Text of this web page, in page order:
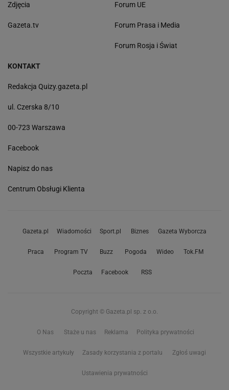
Zdjęcia
Gazeta.tv
Forum UE
Forum Prasa i Media
Forum Rosja i Świat
KONTAKT
Redakcja Quizy.gazeta.pl
ul. Czerska 8/10
00-723 Warszawa
Facebook
Napisz do nas
Centrum Obsługi Klienta
Gazeta.pl Wiadomości Sport.pl Biznes Gazeta Wyborcza
Praca Program TV Buzz Pogoda Wideo Tok.FM
Poczta Facebook RSS
Copyright © Gazeta.pl sp. z o.o.
O Nas Staże u nas Reklama Polityka prywatności
Wszystkie artykuły Zasady korzystania z portalu Zgłoś uwagi
Ustawienia prywatności